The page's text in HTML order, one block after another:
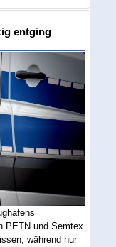
entging
PETN und Semtex
während nur